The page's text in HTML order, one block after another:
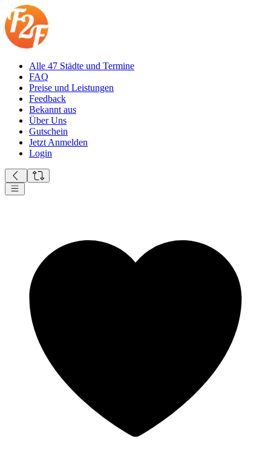
Alle 47 Städte und Termine
FAQ
Preise und Leistungen
Feedback
Bekannt aus
Über Uns
Gutschein
Jetzt Anmelden
Login